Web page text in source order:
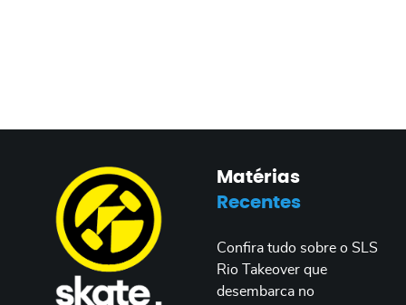
Matérias
Recentes
Confira tudo sobre o SLS
Rio Takeover que
desembarca no